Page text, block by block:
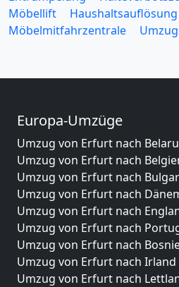
Möbellift
Haushaltsauflösung
Möbelmitfahrzentrale
Europa-Umzüge
Umzug von Erfurt nach
Umzug von Erfurt nach
Umzug von Erfurt nach
Umzug von Erfurt nach
Umzug von Erfurt nach
Umzug von Erfurt nach
Umzug von Erfurt nach
Umzug von Erfurt nach Irland
Umzug von Erfurt nach